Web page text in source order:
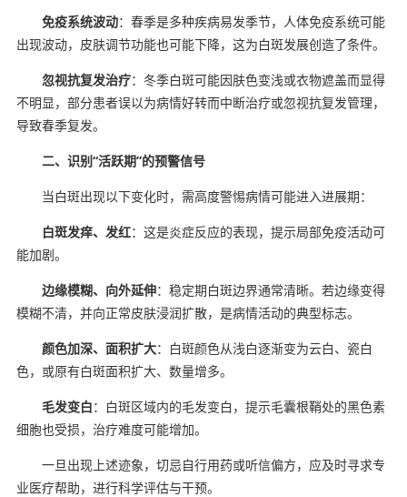
免疫系统波动：春季是多种疾病易发季节，人体免疫系统可能
出现波动，皮肤调节功能也可能下降，这为白斑发展创造了条件。
忽视抗复发治疗：冬季白斑可能因肤色变浅或衣物遮盖而显得
不明显，部分患者误以为病情好转而中断治疗或忽视抗复发管理，
导致春季复发。
二、识别“活跃期”的预警信号
当白斑出现以下变化时，需高度警惕病情可能进入进展期：
白斑发痒、发红：这是炎症反应的表现，提示局部免疫活动可
能加剧。
边缘模糊、向外延伸：稳定期白斑边界通常清晰。若边缘变得
模糊不清，并向正常皮肤浸润扩散，是病情活动的典型标志。
颜色加深、面积扩大：白斑颜色从浅白逐渐变为云白、瓷白
色，或原有白斑面积扩大、数量增多。
毛发变白：白斑区域内的毛发变白，提示毛囊根鞘处的黑色素
细胞也受损，治疗难度可能增加。
一旦出现上述迹象，切忌自行用药或听信偏方，应及时寻求专
业医疗帮助，进行科学评估与干预。